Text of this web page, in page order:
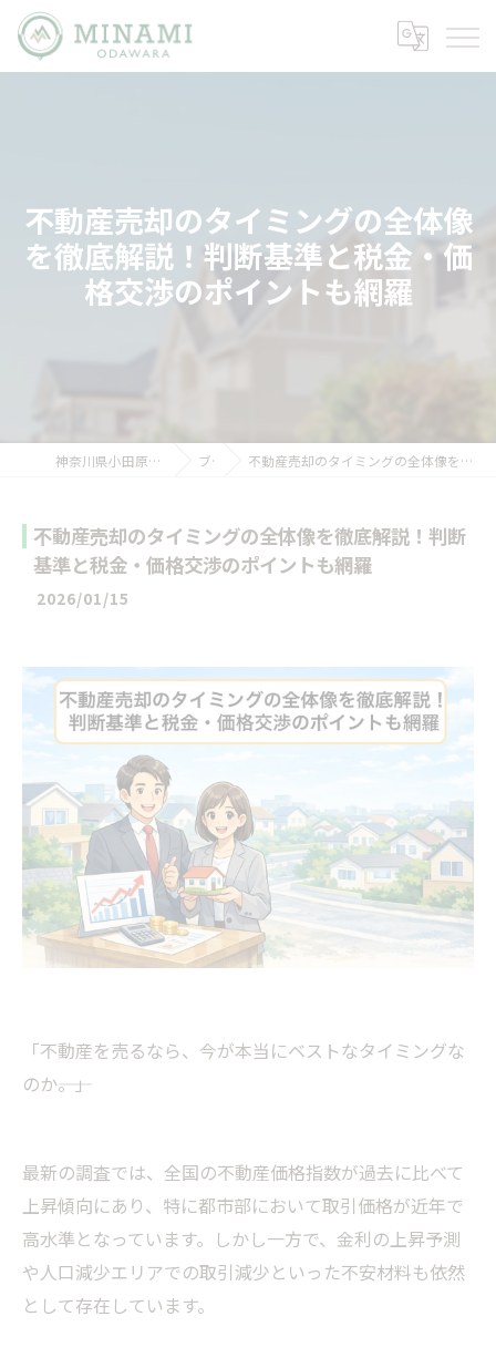
不動産売却のタイミングの全体像
を徹底解説！判断基準と税金・価
格交渉のポイントも網羅
神奈川県小田原市の不動産ならミナミノイエ ブログ 不動産売却のタイミングの全体像を徹底解説！判断基準と税金・価格交渉のポイントも網羅
不動産売却のタイミングの全体像を徹底解説！判断
基準と税金・価格交渉のポイントも網羅
2026/01/15
「不動産を売るなら、今が本当にベストなタイミングな
のか――。」
最新の調査では、全国の不動産価格指数が過去に比べて
上昇傾向にあり、特に都市部において取引価格が近年で
高水準となっています。しかし一方で、金利の上昇予測
や人口減少エリアでの取引減少といった不安材料も依然
として存在しています。